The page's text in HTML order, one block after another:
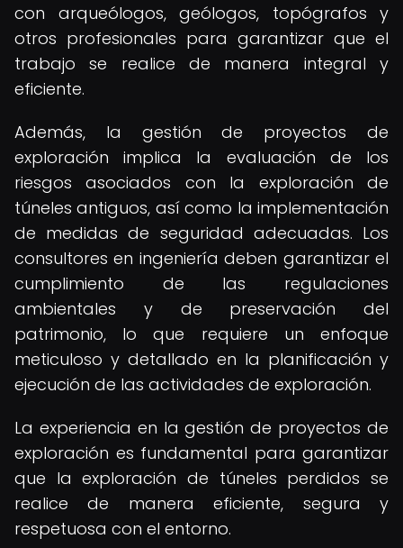
con arqueólogos, geólogos, topógrafos y
otros profesionales para garantizar que el
trabajo se realice de manera integral y
eficiente.
Además, la gestión de proyectos de
exploración implica la evaluación de los
riesgos asociados con la exploración de
túneles antiguos, así como la implementación
de medidas de seguridad adecuadas. Los
consultores en ingeniería deben garantizar el
cumplimiento de las regulaciones
ambientales y de preservación del
patrimonio, lo que requiere un enfoque
meticuloso y detallado en la planificación y
ejecución de las actividades de exploración.
La experiencia en la gestión de proyectos de
exploración es fundamental para garantizar
que la exploración de túneles perdidos se
realice de manera eficiente, segura y
respetuosa con el entorno.